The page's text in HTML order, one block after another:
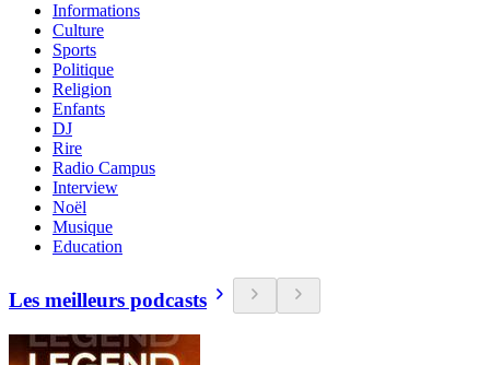
Informations
Culture
Sports
Politique
Religion
Enfants
DJ
Rire
Radio Campus
Interview
Noël
Musique
Education
Les meilleurs podcasts